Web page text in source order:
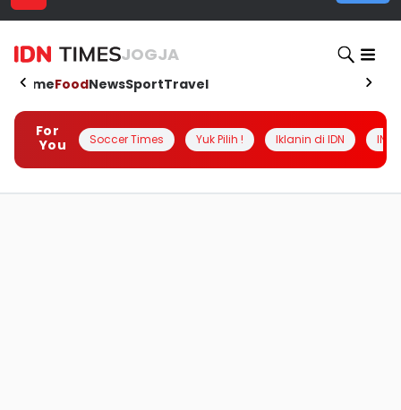
JOGJA
HomeFoodNewsSportTravel
For
You
Soccer Times Yuk Pilih ! Iklanin di IDN